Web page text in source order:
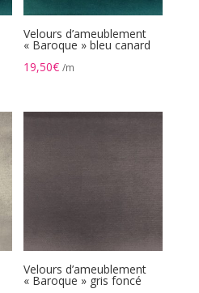
Velours d’ameublement
« Baroque » bleu canard
19,50€ /m
Velours d’ameublement
« Baroque » gris foncé